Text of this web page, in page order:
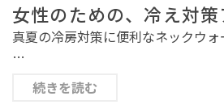
女性のための、冷え対策
真夏の冷房対策に便利なネックウ
…
続きを読む